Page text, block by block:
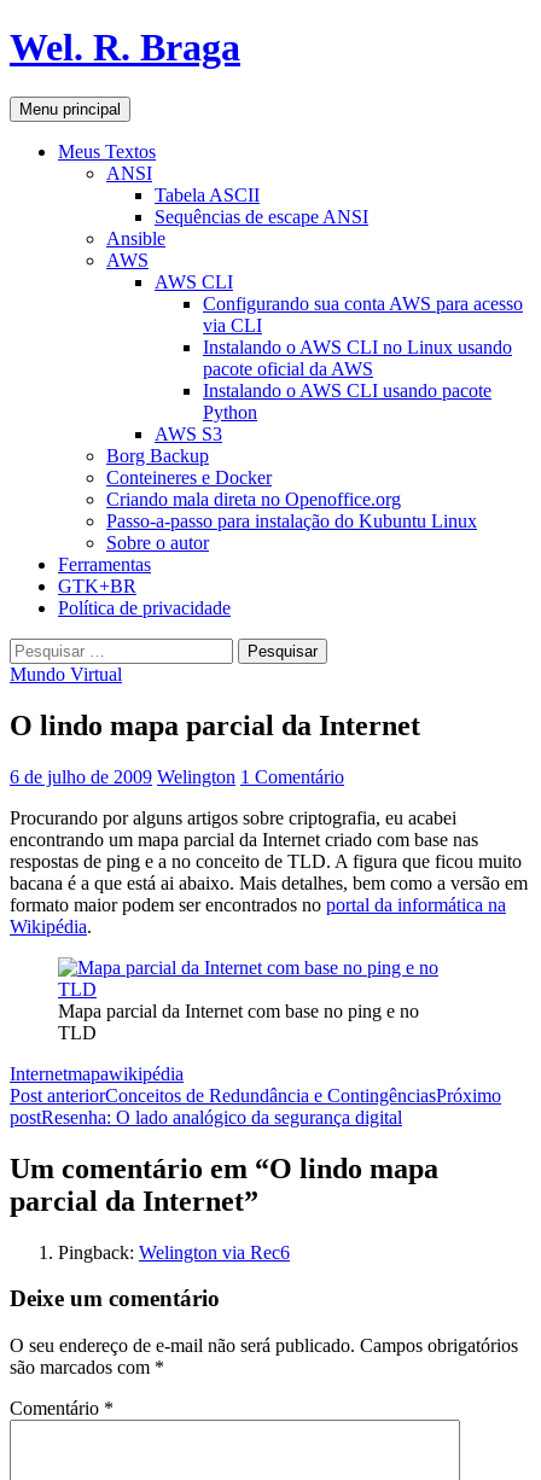
Pular
para
conteúdo
Wel. R. Braga
Pesquisar
Menu principal
Meus Textos
ANSI
Tabela ASCII
Sequências de escape ANSI
Ansible
AWS
AWS CLI
Configurando sua conta AWS para acesso
via CLI
Instalando o AWS CLI no Linux usando
pacote oficial da AWS
Instalando o AWS CLI usando pacote
Python
AWS S3
Borg Backup
Conteineres e Docker
Criando mala direta no Openoffice.org
Passo-a-passo para instalação do Kubuntu Linux
Sobre o autor
Ferramentas
GTK+BR
Política de privacidade
Pesquisar
por:
Mundo Virtual
O lindo mapa parcial da Internet
6 de julho de 2009 Welington 1 Comentário
Procurando por alguns artigos sobre criptografia, eu acabei
encontrando um mapa parcial da Internet criado com base nas
respostas de ping e a no conceito de TLD. A figura que ficou muito
bacana é a que está ai abaixo. Mais detalhes, bem como a versão em
formato maior podem ser encontrados no portal da informática na
Wikipédia.
Mapa parcial da Internet com base no ping e no
TLD
Internetmapawikipédia
Navegação
de
posts
Post anteriorConceitos de Redundância e ContingênciasPróximo
postResenha: O lado analógico da segurança digital
Um comentário em “O lindo mapa
parcial da Internet”
Pingback: Welington via Rec6
Deixe um comentário
O seu endereço de e-mail não será publicado. Campos obrigatórios
são marcados com *
Comentário *